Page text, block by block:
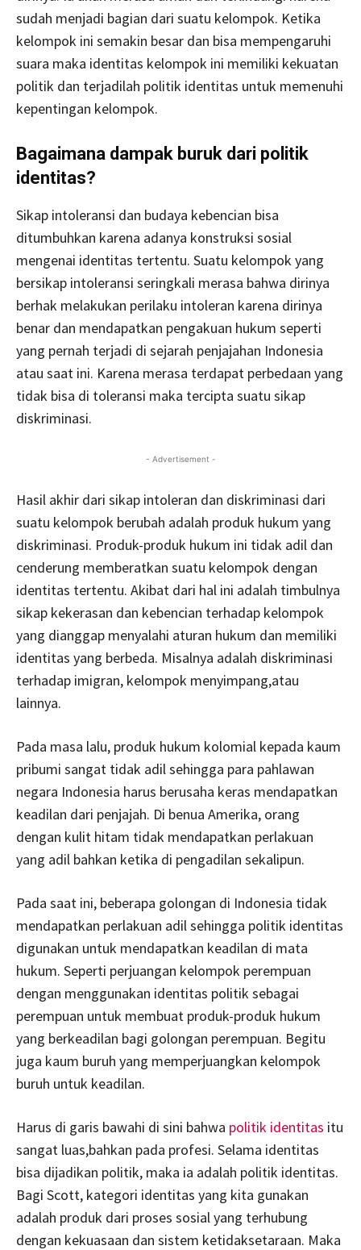
sudah menjadi bagian dari suatu kelompok. Ketika
kelompok ini semakin besar dan bisa mempengaruhi
suara maka identitas kelompok ini memiliki kekuatan
politik dan terjadilah politik identitas untuk memenuhi
kepentingan kelompok.
Bagaimana dampak buruk dari politik
identitas?
Sikap intoleransi dan budaya kebencian bisa
ditumbuhkan karena adanya konstruksi sosial
mengenai identitas tertentu. Suatu kelompok yang
bersikap intoleransi seringkali merasa bahwa dirinya
berhak melakukan perilaku intoleran karena dirinya
benar dan mendapatkan pengakuan hukum seperti
yang pernah terjadi di sejarah penjajahan Indonesia
atau saat ini. Karena merasa terdapat perbedaan yang
tidak bisa di toleransi maka tercipta suatu sikap
diskriminasi.
- Advertisement -
Hasil akhir dari sikap intoleran dan diskriminasi dari
suatu kelompok berubah adalah produk hukum yang
diskriminasi. Produk-produk hukum ini tidak adil dan
cenderung memberatkan suatu kelompok dengan
identitas tertentu. Akibat dari hal ini adalah timbulnya
sikap kekerasan dan kebencian terhadap kelompok
yang dianggap menyalahi aturan hukum dan memiliki
identitas yang berbeda. Misalnya adalah diskriminasi
terhadap imigran, kelompok menyimpang,atau
lainnya.
Pada masa lalu, produk hukum kolomial kepada kaum
pribumi sangat tidak adil sehingga para pahlawan
negara Indonesia harus berusaha keras mendapatkan
keadilan dari penjajah. Di benua Amerika, orang
dengan kulit hitam tidak mendapatkan perlakuan
yang adil bahkan ketika di pengadilan sekalipun.
Pada saat ini, beberapa golongan di Indonesia tidak
mendapatkan perlakuan adil sehingga politik identitas
digunakan untuk mendapatkan keadilan di mata
hukum. Seperti perjuangan kelompok perempuan
dengan menggunakan identitas politik sebagai
perempuan untuk membuat produk-produk hukum
yang berkeadilan bagi golongan perempuan. Begitu
juga kaum buruh yang memperjuangkan kelompok
buruh untuk keadilan.
Harus di garis bawahi di sini bahwa politik identitas itu
sangat luas,bahkan pada profesi. Selama identitas
bisa dijadikan politik, maka ia adalah politik identitas.
Bagi Scott, kategori identitas yang kita gunakan
adalah produk dari proses sosial yang terhubung
dengan kekuasaan dan sistem ketidaksetaraan. Maka